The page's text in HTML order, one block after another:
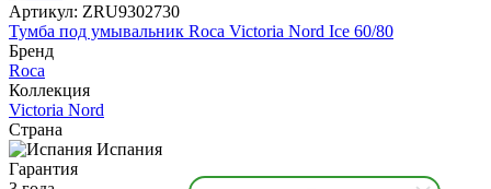
Артикул: ZRU9302730
Тумба под умывальник Roca Victoria Nord Ice 60/80
Бренд
Roca
Коллекция
Victoria Nord
Страна
Испания
Гарантия